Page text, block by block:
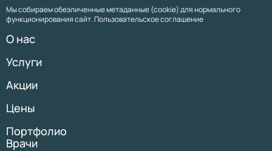
Мы собираем обезличенные метаданные (cookie) для нормального
функционирования сайт. Пользовательское соглашение
О нас
Услуги
Акции
Цены
Портфолио
Врачи